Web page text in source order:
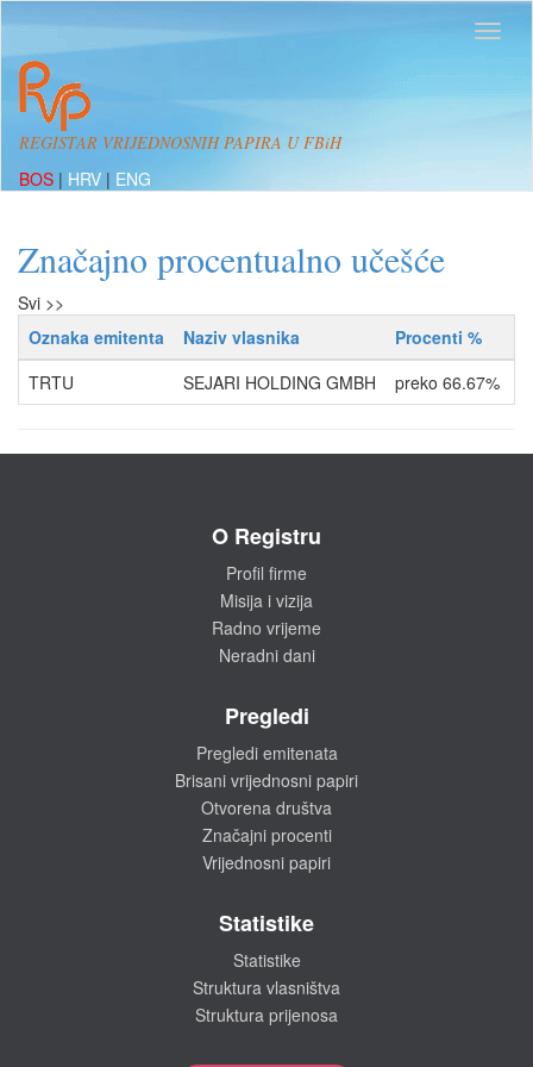
REGISTAR VRIJEDNOSNIH PAPIRA U FBiH
BOS | HRV | ENG
Značajno procentualno učešće
Svi >>
Oznaka emitenta
Naziv vlasnika Procenti %
TRTU
SEJARI HOLDING GMBH preko 66.67%
O Registru
Profil firme
Misija i vizija
Radno vrijeme
Neradni dani
Pregledi
Pregledi emitenata
Brisani vrijednosni papiri
Otvorena društva
Značajni procenti
Vrijednosni papiri
Statistike
Statistike
Struktura vlasništva
Struktura prijenosa